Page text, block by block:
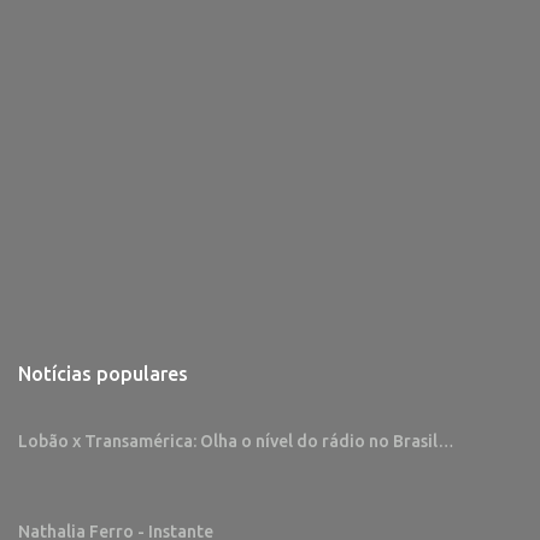
Notícias populares
Lobão x Transamérica: Olha o nível do rádio no Brasil…
Nathalia Ferro - Instante